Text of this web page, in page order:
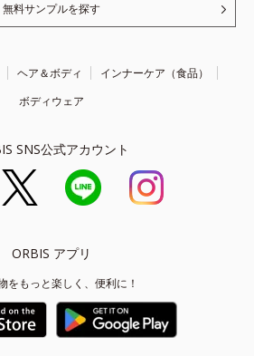
無料サンプルを探す
ヘア＆ボディ
インナーケア（食品）
ボディウェア
SNS公式アカウント
ORBIS アプリ
をもっと楽しく、便利に！